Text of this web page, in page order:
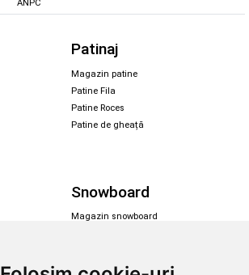
ANPC
Patinaj
Magazin patine
Patine Fila
Patine Roces
Patine de gheață
Snowboard
Magazin snowboard